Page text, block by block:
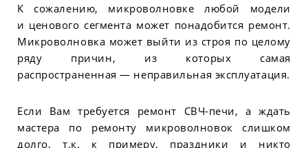
К сожалению, микроволновке любой модели
и ценового сегмента может понадобится ремонт.
Микроволновка может выйти из строя по целому
ряду причин, из которых самая
распространенная — неправильная эксплуатация.
Если Вам требуется ремонт СВЧ-печи, а ждать
мастера по ремонту микроволновок слишком
долго, т.к. к примеру, праздники и никто